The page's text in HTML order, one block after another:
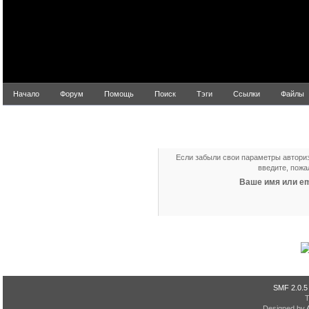
Начало Форум Помощь Поиск Тэги Ссылки Файлы
Если забыли свои параметры
введите,
Ваше имя или
SMF 2.0.5